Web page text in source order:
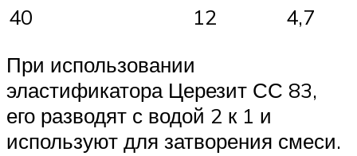
40
12
4,7
При использовании
эластификатора Церезит СС 83,
его разводят с водой 2 к 1 и
используют для затворения смеси.